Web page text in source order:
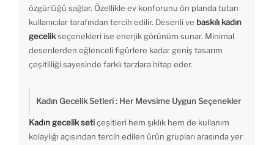
özgürlüğü sağlar. Özellikle ev konforunu ön planda tutan
kullanıcılar tarafından tercih edilir. Desenli ve baskılı kadın
gecelikseçenekleri ise enerjik görünüm sunar. Minimal
desenlerden eğlenceli figürlere kadar geniş tasarım
çeşitliliği sayesinde farklı tarzlara hitap eder.
Kadın Gecelik Setleri : Her Mevsime Uygun Seçenekler
Kadın gecelik setiçeşitleri hem şıklık hem de kullanım
kolaylığı açısından tercih edilen ürün grupları arasında yer